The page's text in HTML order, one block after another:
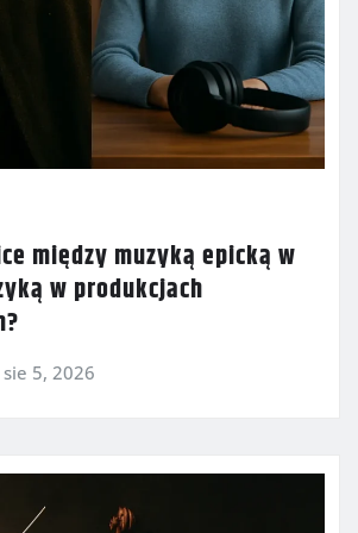
między muzyką epicką w
w produkcjach
sie 5, 2026